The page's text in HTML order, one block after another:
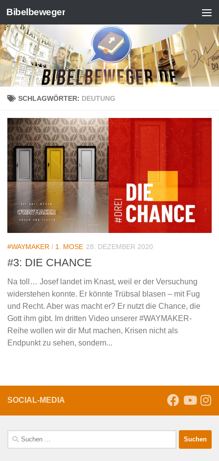
Zum Inhalt springen
Bibelbeweger
SCHLAGWÖRTER: DEUTUNG
#WAYMAKER / 1. MOSE 28. DEZEMBER 2020
#3: DIE CHANCE
Na toll… Josef landet im Knast, weil er der Versuchung
widerstehen konnte. Er könnte Trübsal blasen – mit Fug
und Recht. Aber was macht er? Er nutzt die Chance, die
Gott ihm gibt. Im dritten Video unserer #WAYMAKER-
Reihe wollen wir dir Mut machen, Krisen nicht als
Endpunkt zu sehen, sondern...
SOCIAL-MEDIA
Suche
nach: